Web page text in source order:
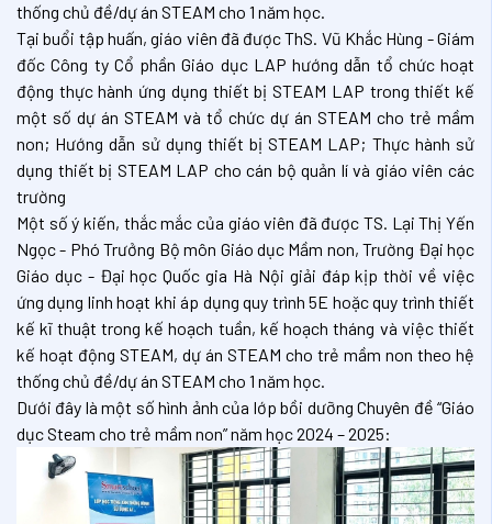
thống chủ đề/dự án STEAM cho 1 năm học.
Tại buổi tập huấn, giáo viên đã được ThS. Vũ Khắc Hùng - Giám
đốc Công ty Cổ phần Giáo dục LAP hướng dẫn tổ chức hoạt
động thực hành ứng dụng thiết bị STEAM LAP trong thiết kế
một số dự án STEAM và tổ chức dự án STEAM cho trẻ mầm
non; Hướng dẫn sử dụng thiết bị STEAM LAP; Thực hành sử
dụng thiết bị STEAM LAP cho cán bộ quản lí và giáo viên các
trường
Một số ý kiến, thắc mắc của giáo viên đã được TS. Lại Thị Yến
Ngọc - Phó Trưởng Bộ môn Giáo dục Mầm non, Trường Đại học
Giáo dục - Đại học Quốc gia Hà Nội giải đáp kịp thời về việc
ứng dụng linh hoạt khi áp dụng quy trình 5E hoặc quy trình thiết
kế kĩ thuật trong kế hoạch tuần, kế hoạch tháng và việc thiết
kế hoạt động STEAM, dự án STEAM cho trẻ mầm non theo hệ
thống chủ đề/dự án STEAM cho 1 năm học.
Dưới đây là một số hình ảnh của lớp bồi dưỡng Chuyên đề “Giáo
dục Steam cho trẻ mầm non” năm học 2024 – 2025: